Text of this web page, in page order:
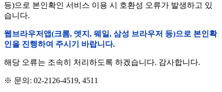
등)으로 본인확인 서비스 이용 시 호환성 오류가 발생하고 있
습니다.
웹브라우저앱(크롬, 엣지, 웨일, 삼성 브라우저 등)으로 본인확
인을 진행하여 주시기 바랍니다.
해당 오류는 조속히 처리하도록 하겠습니다. 감사합니다.
※ 문의: 02-2126-4519, 4511